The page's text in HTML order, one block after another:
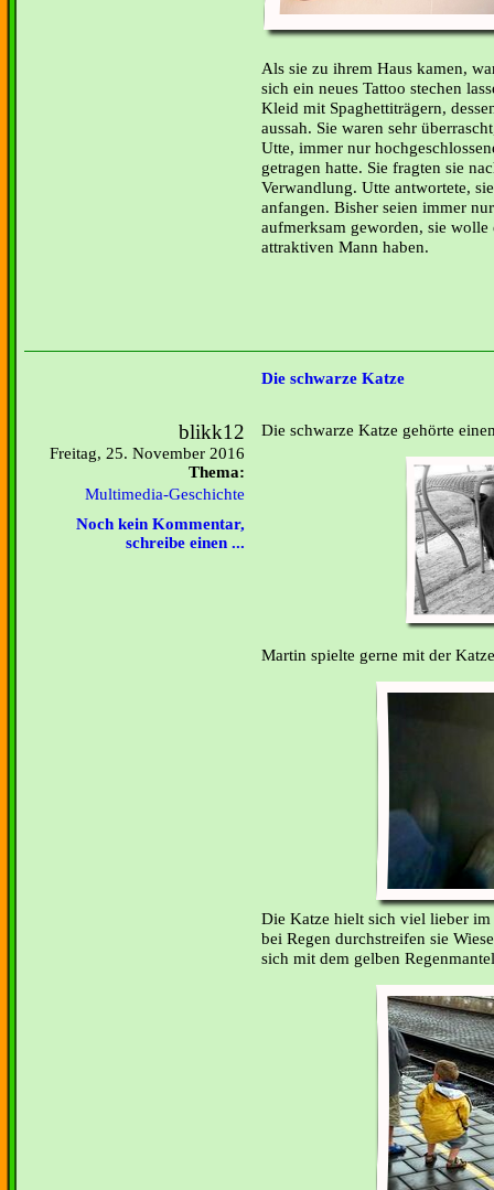
Als sie zu ihrem Haus kamen,
sich ein neues Tattoo stechen
Kleid mit Spaghettiträgern,
aussah. Sie waren sehr
Utte, immer nur
getragen hatte. Sie fragten sie
Verwandlung. Utte antwortete,
anfangen. Bisher seien immer
aufmerksam geworden, sie
attraktiven Mann haben.
Die schwarze Katze
blikk12
Freitag, 25. November 2016
Thema:
Multimedia-Geschichte
Noch kein Kommentar,
schreibe einen ...
Die schwarze Katze gehörte
Martin spielte gerne mit der
Die Katze hielt sich viel lieber
bei Regen durchstreifen sie
sich mit dem gelben